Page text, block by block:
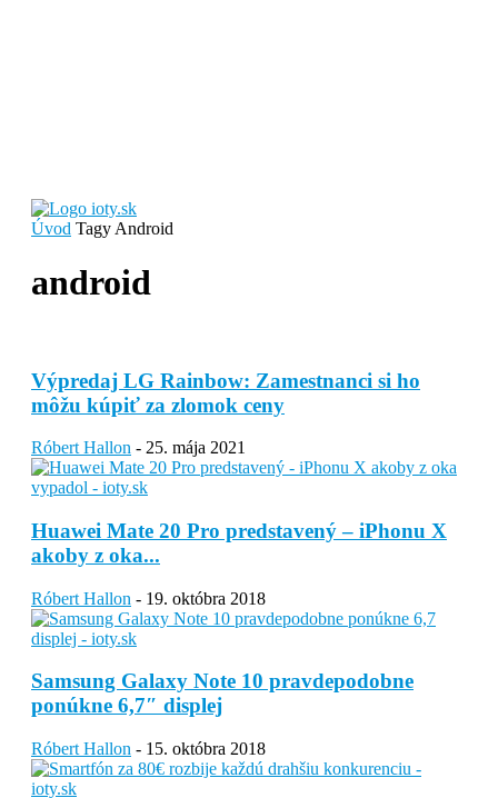
Úvod Tagy Android
android
Výpredaj LG Rainbow: Zamestnanci si ho
môžu kúpiť za zlomok ceny
Róbert Hallon - 25. mája 2021
Huawei Mate 20 Pro predstavený – iPhonu X
akoby z oka...
Róbert Hallon - 19. októbra 2018
Samsung Galaxy Note 10 pravdepodobne
ponúkne 6,7″ displej
Róbert Hallon - 15. októbra 2018